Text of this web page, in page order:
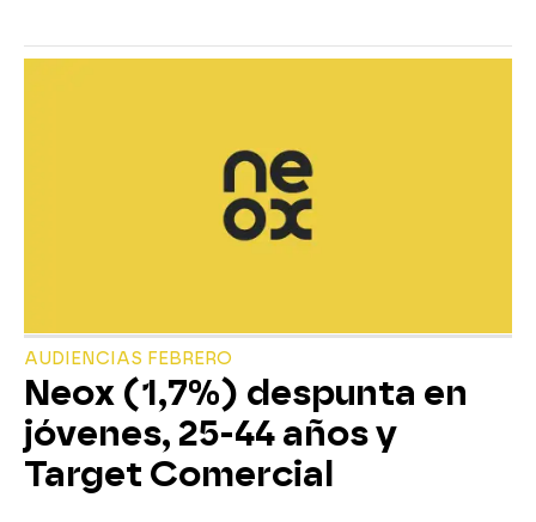
AUDIENCIAS FEBRERO
Neox (1,7%) despunta en
jóvenes, 25-44 años y
Target Comercial